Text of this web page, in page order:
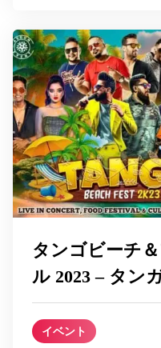
タンゴビーチ
ル 2023 – タン
イベント